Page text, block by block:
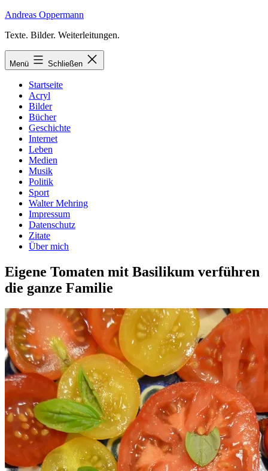
Zum
springen
Andreas Oppermann
Texte. Bilder. Weiterleitungen.
Menü Schließen
Startseite
Acryl
Bilder
Bücher
Geschichte
Internet
Leben
Medien
Musik
Politik
Sport
Walter Mehring
Impressum
Datenschutz
Zitate
Über mich
Eigene Tomaten mit Basilikum verführen
die ganze Familie